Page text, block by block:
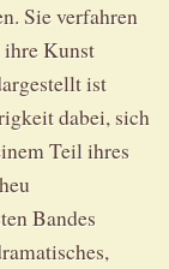
Sie verfahren
ihre Kunst
ist
dabei, sich
Teil ihres
Bandes